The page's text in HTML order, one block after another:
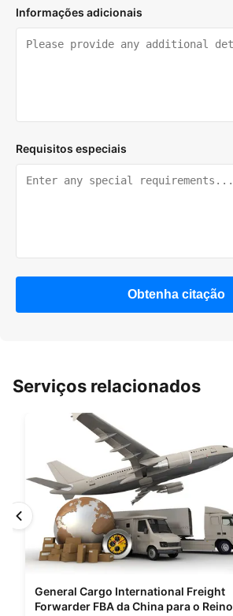
Informações adicionais
Requisitos especiais
Obtenha citação
Serviços relacionados
General Cargo International Freight
Forwarder FBA da China para o Reino